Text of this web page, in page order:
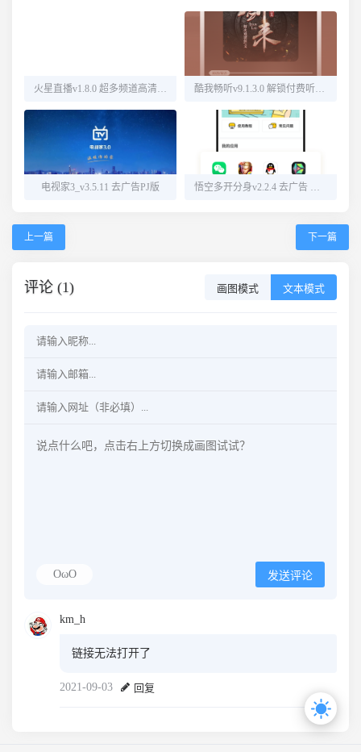
火星直播v1.8.0 超多频道高清直播 酷我畅听v9.1.3.0 解锁付费听书源
电视家3_v3.5.11 去广告PJ版 悟空多开分身v2.2.4 去广告 解锁会员
上一篇 下一篇
评论 (1) 画图模式 文本模式
OωO 发送评论
km_h
链接无法打开了
2021-09-03 回复